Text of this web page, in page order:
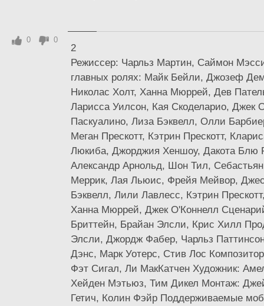
2
Режиссер: Чарльз Мартин, Саймон
главных ролях: Майк Бейли, Джозеф
Николас Холт, Ханна Мюррей, Дев
Ларисса Уилсон, Кая Скоделарио, Джек
Паскуалино, Лиза Бэквелл, Олли
Меган Прескотт, Кэтрин Прескотт,
Люкиба, Джорджия Хеншоу, Дакота Блю
Александр Арнольд, Шон Тил,
Меррик, Лая Льюис, Фрейя Мейвор,
Бэквелл, Лили Лавлесс, Кэтрин
Ханна Мюррей, Джек О'Коннелл
Бриттейн, Брайан Элсли, Крис Хилл
Элсли, Джордж Фабер, Чарльз
Дэнс, Марк Уотерс, Стив Лос
Фэт Сигал, Ли МакКатчен Художник:
Хейден Мэтьюз, Тим Дикел Монтаж:
Гетич, Колин Фэйр Поддерживаемые
0 0